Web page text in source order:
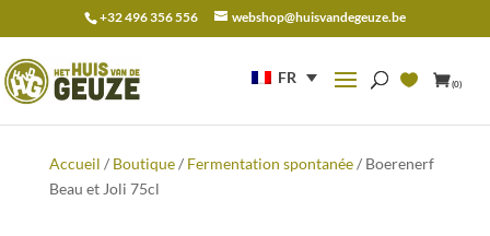
+32 496 356 556 webshop@huisvandegeuze.be
FR (0)
pour :
Accueil / Boutique/ Fermentation spontanée/ Boerenerf
Beau et Joli 75cl